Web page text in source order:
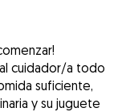
cuidador/a todo
suficiente,
y su juguete